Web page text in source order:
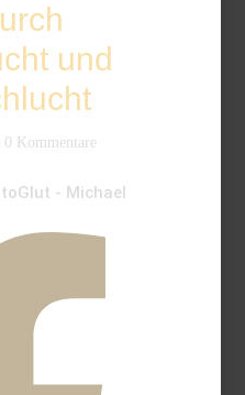
und
0 Kommentare